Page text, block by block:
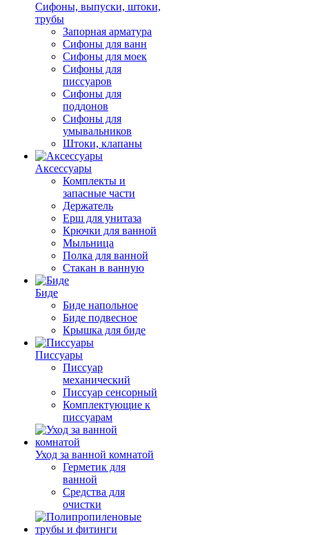
Сифоны, выпуски, штоки,
трубы
Запорная арматура
Сифоны для ванн
Сифоны для моек
Сифоны для
писсуаров
Сифоны для
поддонов
Сифоны для
умывальников
Штоки, клапаны
Аксессуары
Комплекты и
запасные части
Держатель
Ерш для унитаза
Крючки для ванной
Мыльница
Полка для ванной
Стакан в ванную
Биде
Биде напольное
Биде подвесное
Крышка для биде
Писсуары
Писсуар
механический
Писсуар сенсорный
Комплектующие к
писсуарам
Уход за ванной комнатой
Герметик для
ванной
Средства для
очистки